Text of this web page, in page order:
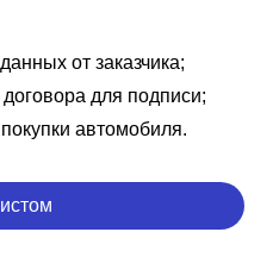
от заказчика;
для подписи;
автомобиля.